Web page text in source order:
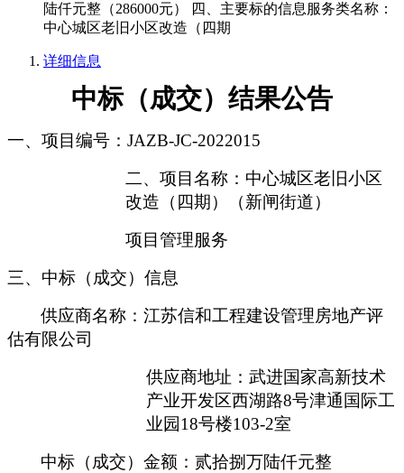
陆仟元整（286000元） 四、主要标的信息服务类名称：
中心城区老旧小区改造（四期
详细信息
中标（成交）结果公告
一、项目编号： JAZB-JC-2022015
二、项目名称：中心城区老旧小区
改造（四期）（新闸街道）
项目管理服务
三、中标（成交）信息
供应商名称：江苏信和工程建设管理房地产评
估有限公司
供应商地址：武进国家高新技术
产业开发区西湖路8号津通国际工
业园18号楼103-2室
中标（成交） 金额 ： 贰拾捌万陆仟元整